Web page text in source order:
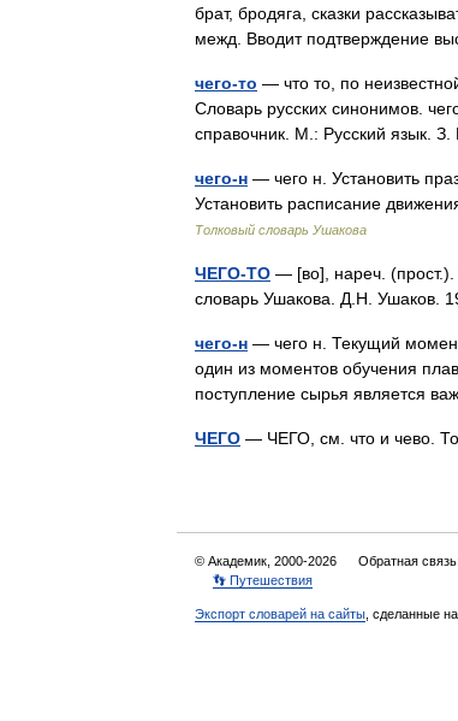
брат, бродяга, сказки
межд. Вводит подтверждение
чего-то — что то, по
Словарь русских синонимов.
справочник. М.: Русский язык.
чего-н — чего н. Установить
Установить расписание
Толковый словарь Ушакова
ЧЕГО-ТО — [во], нареч. (прост.).
словарь Ушакова. Д.Н. Ушаков.
чего-н — чего н. Текущий
один из моментов обучения
поступление сырья является
ЧЕГО — ЧЕГО, см. что и чево.
© Академик, 2000-2026 Обратная связь:
👣 Путешествия
Экспорт словарей на сайты , сделанные